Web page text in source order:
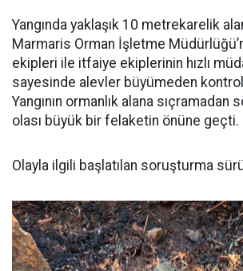
Yangında yaklaşık 10 metrekarelik
Marmaris Orman İşletme
ekipleri ile itfaiye ekiplerinin hızlı
sayesinde alevler büyümeden kontrol
Yangının ormanlık alana sıçramadan
olası büyük bir felaketin önüne geçti.
Olayla ilgili başlatılan soruşturma